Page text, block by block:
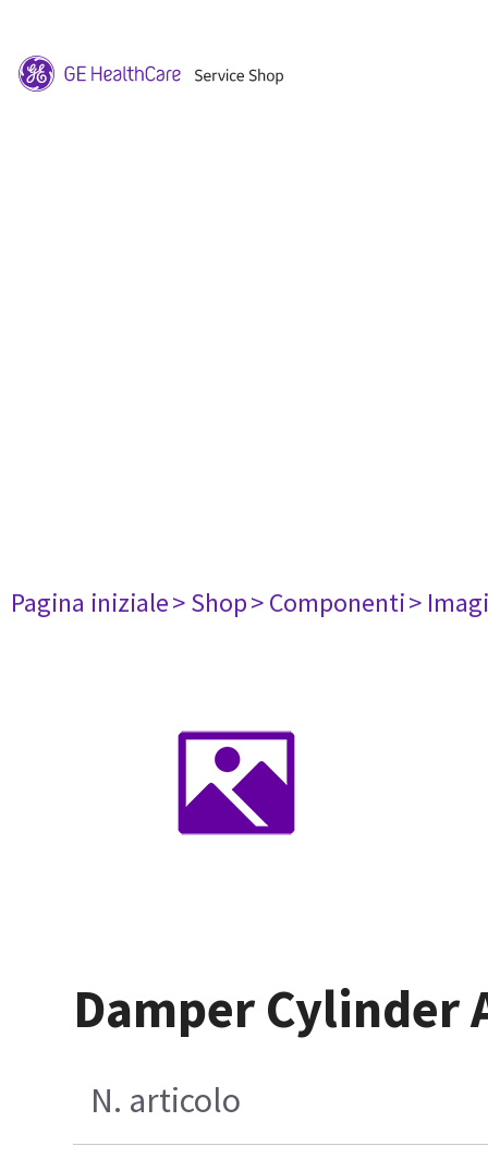
Pagina iniziale> Shop> Componenti>
Damper Cylinder
N. articolo